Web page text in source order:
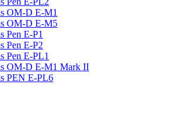
OM-D E-M1
OM-D E-M5
Pen E-P1
Pen E-P2
Pen E-PL1
OM-D E-M1 Mark II
PEN E-PL6